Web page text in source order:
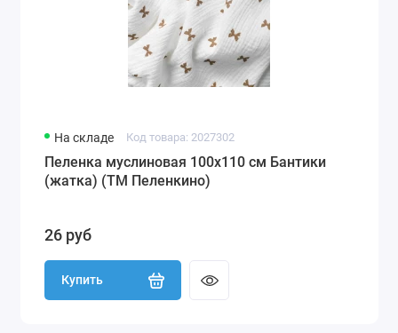
На складе Код товара: 2027302
Пеленка муслиновая 100х110 см Бантики
(жатка) (ТМ Пеленкино)
26 руб
Купить